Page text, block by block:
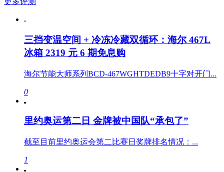
三挡变温空间 + 冷冻冷藏双循环：海尔 467L
冰箱 2319 元 6 期免息购
海尔节能大师系列BCD-467WGHTDEDB9十字对开门...
0
里约奥运第二日 金牌被中国队“承包了”
截至目前里约奥运会第二比赛日奖牌排名情况：...
1